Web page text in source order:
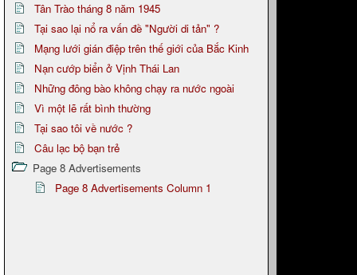
Tân Trào tháng 8 năm 1945
Tại sao lại nổ ra vấn đề "Người di tản" ?
Mạng lưới gián điệp trên thế giới của Bắc Kinh
Nạn cướp biển ở Vịnh Thái Lan
Những đông bào không chạy ra nước ngoài
Vì một lẽ rất bình thường
Tại sao tôi về nước ?
Câu lạc bộ bạn trẻ
Page 8 Advertisements
Page 8 Advertisements Column 1